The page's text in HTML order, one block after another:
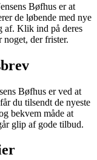
Bøfhus er at
de løbende med nye
af. Klik ind på deres
noget, der frister.
Bøfhus er ved at
du tilsendt de nyeste
bekvem måde at
glip af gode tilbud.